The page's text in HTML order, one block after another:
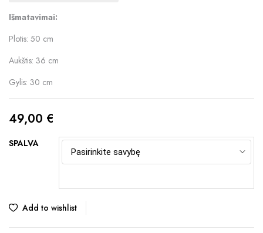
Išmatavimai:
Plotis: 50 cm
Aukštis: 36 cm
Gylis: 30 cm
49,00 €
SPALVA
Add to wishlist